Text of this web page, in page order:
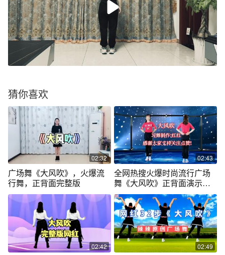
猜你喜欢
02:32
广场舞《大风吹》，火爆流
行舞，正背面完整版
02:43
全网热搜火爆时尚流行广场
舞《大风吹》正背面演示完
整版
02:42 02:49